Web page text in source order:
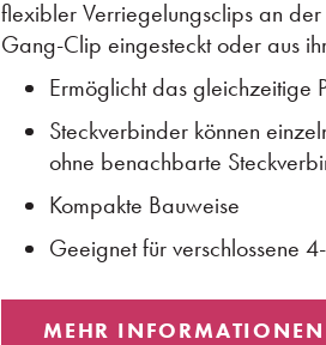
flexibler Verriegelungsclips an
Gang-Clip eingesteckt oder aus
Ermöglicht das gleichzeitige
Steckverbinder können
ohne benachbarte
Kompakte Bauweise
Geeignet für verschlossene
MEHR